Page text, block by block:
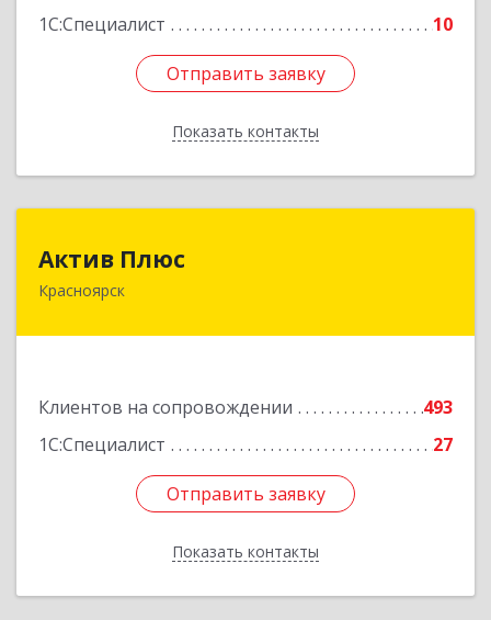
1С:Специалист
10
Отправить заявку
Показать контакты
Отправить заявку
Назад
Актив Плюс
Красноярск
Клиентов на сопровождении
493
1С:Специалист
27
Отправить заявку
Показать контакты
660017, Красноярский край, Красноярск г,
Отправить заявку
Назад